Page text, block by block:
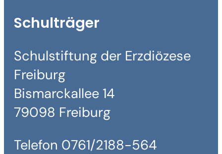
Schulträger
Schulstiftung der Erzdiözese
Freiburg
Bismarckallee 14
79098 Freiburg
Telefon 0761/2188-564